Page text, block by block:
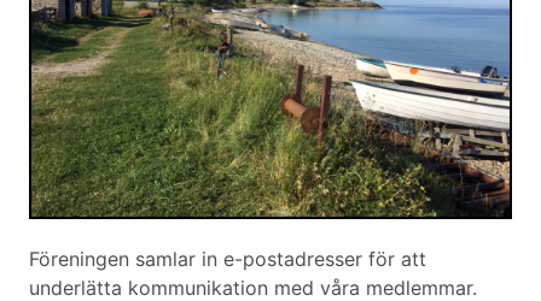
Föreningen samlar in e-postadresser för att
underlätta kommunikation med våra medlemmar.